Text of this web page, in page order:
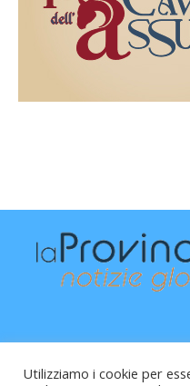
Utilizziamo i cookie per